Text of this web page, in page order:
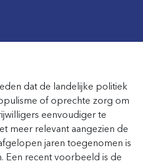
dat de landelijke politiek
of oprechte zorg om
eenvoudiger te
meer relevant aangezien de
jaren toegenomen is
Een recent voorbeeld is de